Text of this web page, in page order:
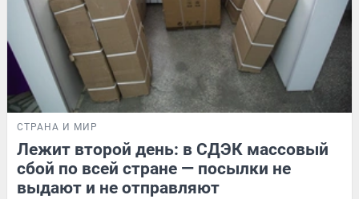
СТРАНА И МИР
Лежит второй день: в СДЭК массовый
сбой по всей стране — посылки не
выдают и не отправляют